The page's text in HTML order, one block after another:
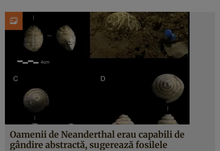
Oamenii de Neanderthal erau capabili de
gândire abstractă, sugerează fosilele